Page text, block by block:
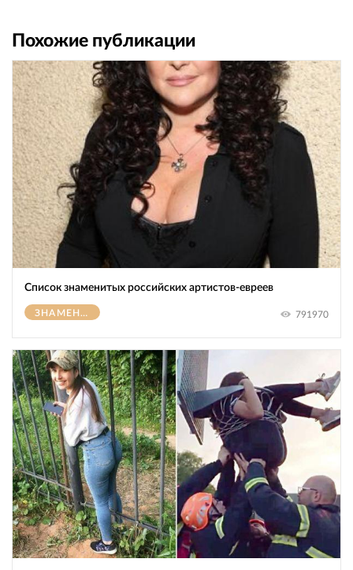
Похожие публикации
Список знаменитых российских артистов-евреев
ЗНАМЕНИТОСТИ 791970